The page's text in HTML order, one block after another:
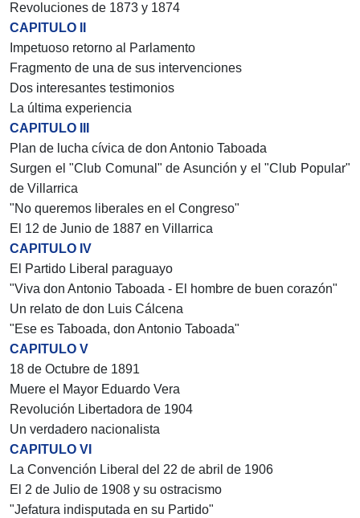
Revoluciones de 1873 y 1874
CAPITULO II
Impetuoso retorno al Parlamento
Fragmento de una de sus intervenciones
Dos interesantes testimonios
La última experiencia
CAPITULO III
Plan de lucha cívica de don Antonio Taboada
Surgen el "Club Comunal" de Asunción y el "Club Popular"
de Villarrica
"No queremos liberales en el Congreso"
El 12 de Junio de 1887 en Villarrica
CAPITULO IV
El Partido Liberal paraguayo
"Viva don Antonio Taboada - El hombre de buen corazón"
Un relato de don Luis Cálcena
"Ese es Taboada, don Antonio Taboada"
CAPITULO V
18 de Octubre de 1891
Muere el Mayor Eduardo Vera
Revolución Libertadora de 1904
Un verdadero nacionalista
CAPITULO VI
La Convención Liberal del 22 de abril de 1906
El 2 de Julio de 1908 y su ostracismo
"Jefatura indisputada en su Partido"